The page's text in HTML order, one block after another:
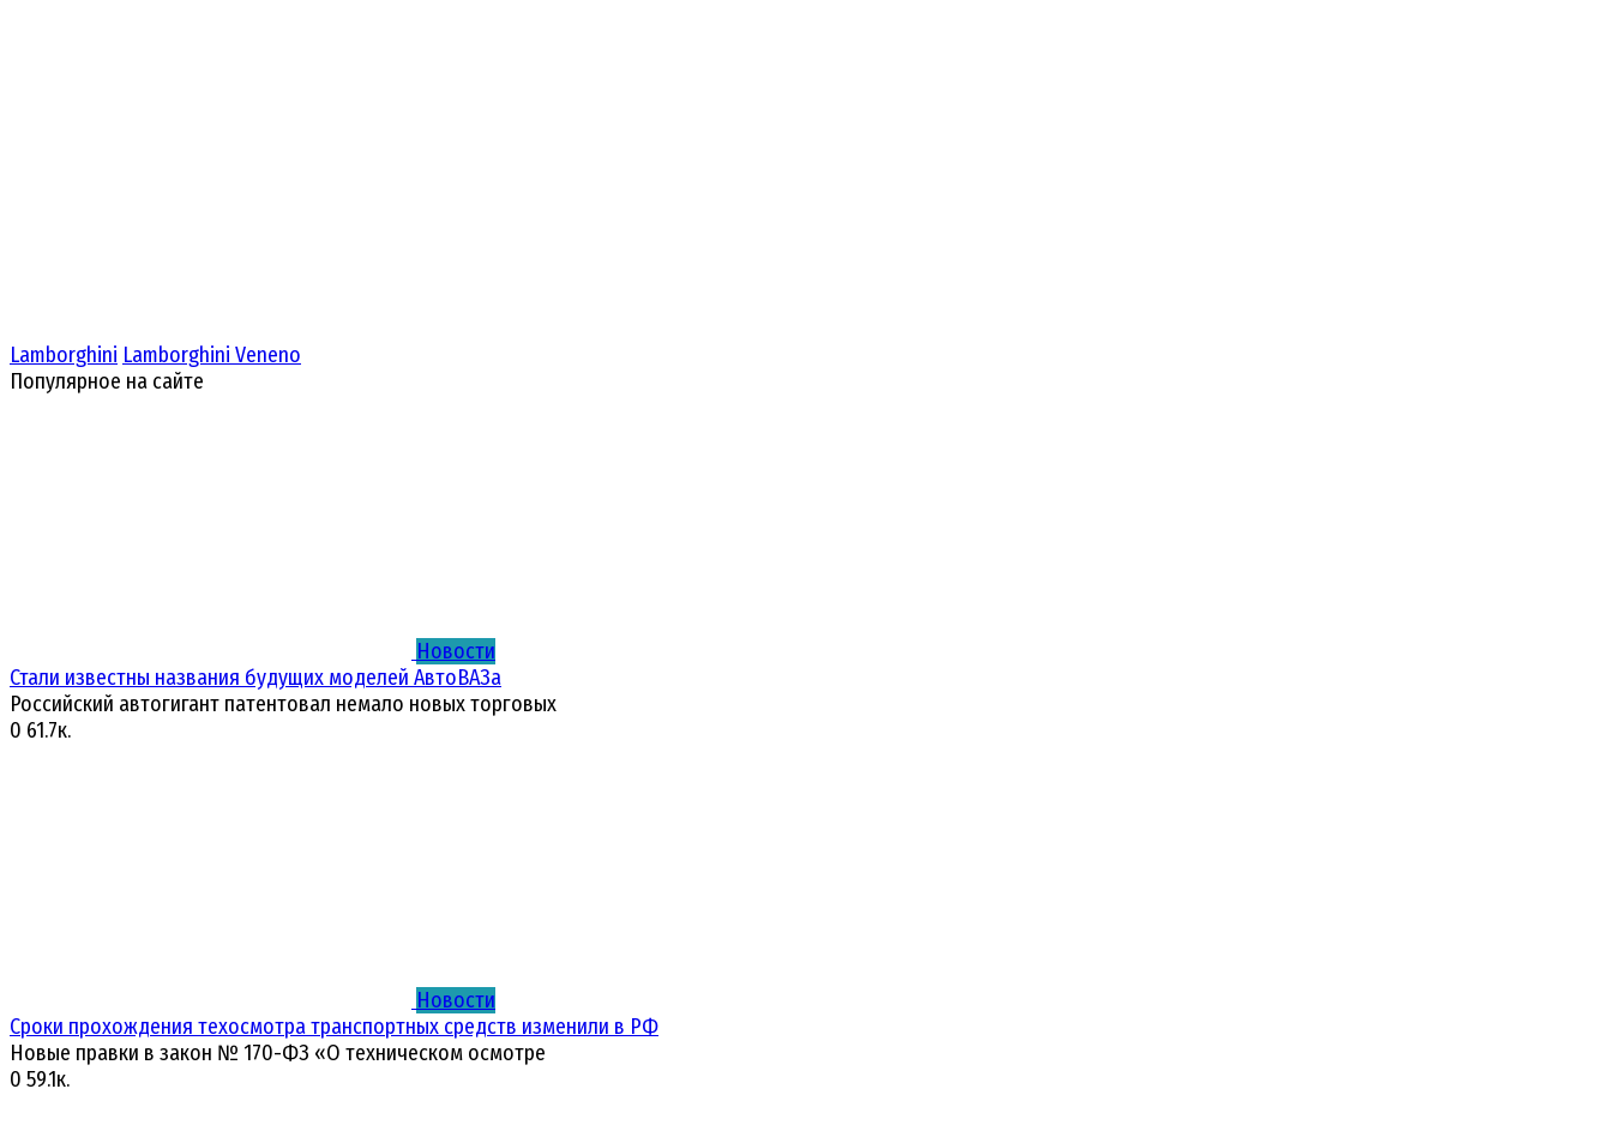
Lamborghini Lamborghini Veneno
Популярное на сайте
Новости
Стали известны названия будущих моделей АвтоВАЗа
Российский автогигант патентовал немало новых торговых
0 61.7к.
Новости
Сроки прохождения техосмотра транспортных средств изменили в РФ
Новые правки в закон № 170-ФЗ «О техническом осмотре
0 59.1к.